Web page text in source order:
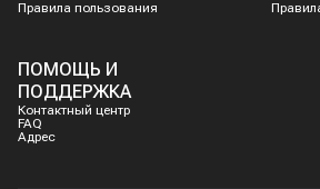
Правила пользования
ПОМОЩЬ И
ПОДДЕРЖКА
Контактный центр
FAQ
Адрес